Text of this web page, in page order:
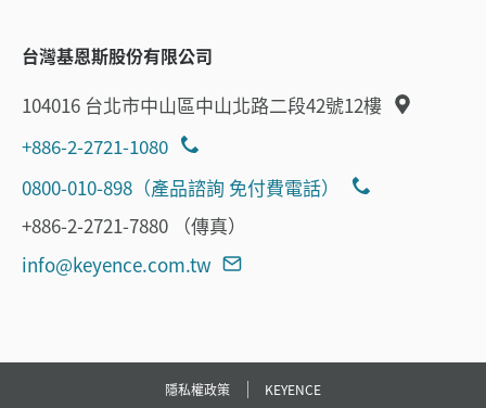
台灣基恩斯股份有限公司
104016 台北市中山區中山北路二段42號12樓
+886-2-2721-1080
0800-010-898（產品諮詢 免付費電話）
+886-2-2721-7880 （傳真）
info@keyence.com.tw
隱私權政策 KEYENCE